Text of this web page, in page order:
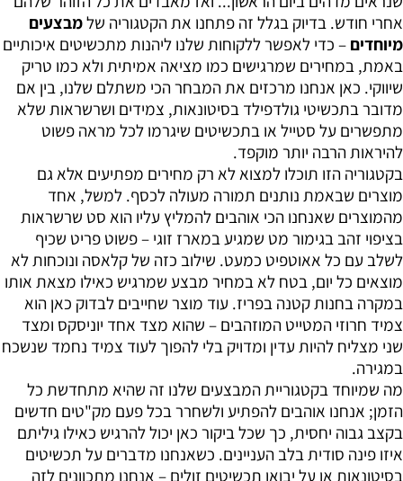
אחרי חודש. בדיוק בגלל זה פתחנו את הקטגוריה שלמבצעים
מיוחדים – כדי לאפשר ללקוחות שלנו ליהנות מתכשיטים איכותיים
באמת, במחירים שמרגישים כמו מציאה אמיתית ולא כמו טריק
שיווקי. כאן אנחנו מרכזים את המבחר הכי משתלם שלנו, בין אם
מדובר בתכשיטי גולדפילד בסיטונאות, צמידים ושרשראות שלא
מתפשרים על סטייל או בתכשיטים שיגרמו לכל מראה פשוט
להיראות הרבה יותר מוקפד.
בקטגוריה הזו תוכלו למצוא לא רק מחירים מפתיעים אלא גם
מוצרים שבאמת נותנים תמורה מעולה לכסף. למשל, אחד
מהמוצרים שאנחנו הכי אוהבים להמליץ עליו הוא סט שרשראות
בציפוי זהב בגימור מט שמגיע במארז זוגי – פשוט פריט שכיף
לשלב עם כל אאוטפיט כמעט. שילוב כזה של קלאסה ונוכחות לא
מוצאים כל יום, בטח לא במחיר מבצע שמרגיש כאילו מצאת אותו
במקרה בחנות קטנה בפריז. עוד מוצר שחייבים לבדוק כאן הוא
צמיד חרוזי המטייט המוזהבים – שהוא מצד אחד יוניסקס ומצד
שני מצליח להיות עדין ומדויק בלי להפוך לעוד צמיד נחמד שנשכח
במגירה.
מה שמיוחד בקטגוריית המבצעים שלנו זה שהיא מתחדשת כל
הזמן; אנחנו אוהבים להפתיע ולשחרר בכל פעם מק"טים חדשים
בקצב גבוה יחסית, כך שכל ביקור כאן יכול להרגיש כאילו גיליתם
איזו פינה סודית בלב העניינים. כשאנחנו מדברים על תכשיטים
בסיטונאות או על יבואן תכשיטים זולים – אנחנו מתכוונים לזה